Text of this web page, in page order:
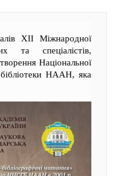
ХІІ Міжнародної
та спеціалістів,
Національної
бібліотеки НААН, яка